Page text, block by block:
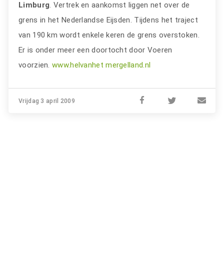
Limburg. Vertrek en aankomst liggen net over de
grens in het Nederlandse Eijsden. Tijdens het traject
van 190 km wordt enkele keren de grens overstoken.
Er is onder meer een doortocht door Voeren
voorzien. www.helvanhet mergelland.nl
Vrijdag 3 april 2009